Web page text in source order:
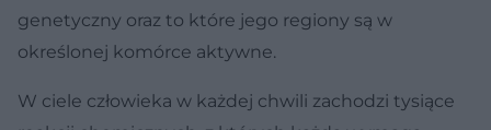
genetyczny oraz to które jego regiony są w
określonej komórce aktywne.
W ciele człowieka w każdej chwili zachodzi tysiące